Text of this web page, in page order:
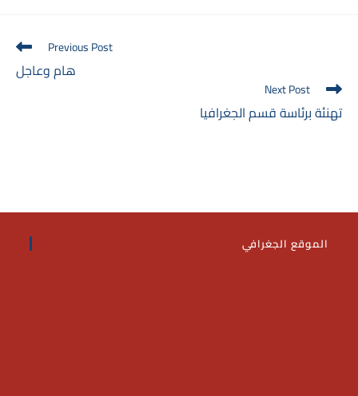
Read
more
articles
Previous Post
هام وعاجل
Next Post
تهنئة برئاسة قسم الجغرافيا
الموقع الجغرافي